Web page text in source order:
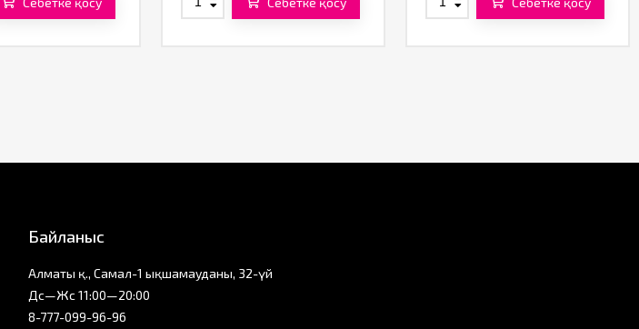
Байланыс
Алматы қ., Самал-1 ықшамауданы, 32-үй
Дс—Жс 11:00—20:00
8-777-099-96-96